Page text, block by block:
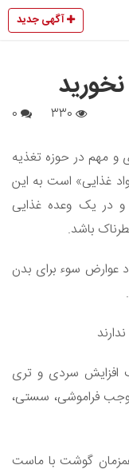
آگهی جدید
و مهم در حوزه تغذیه
غذایی» است به این
در یک وعده غذایی
باشد.
عوارض سوء برای بدن
افزایش سردی و تری
فراموشی، سستی،
گوشت با ماست